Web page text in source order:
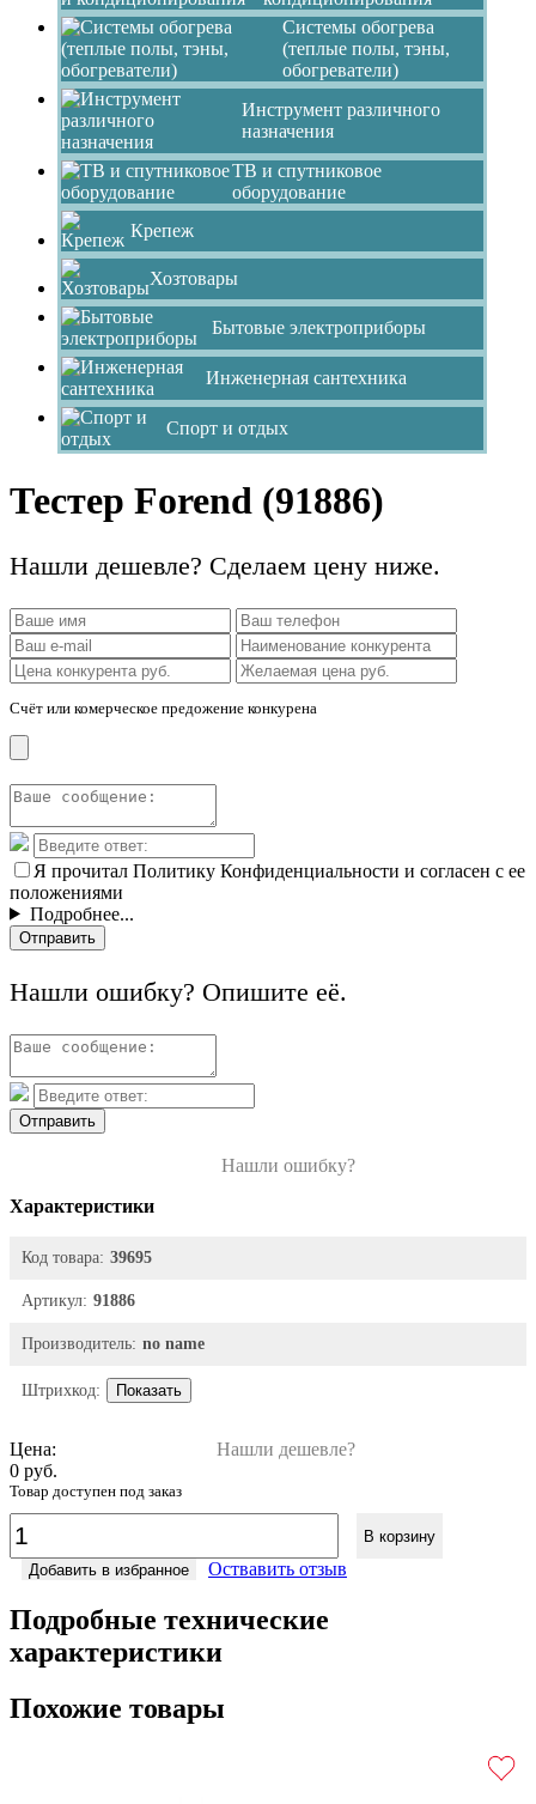
Системы обогрева
(теплые полы, тэны,
обогреватели)
Инструмент различного
назначения
ТВ и спутниковое
оборудование
Крепеж
Хозтовары
Бытовые электроприборы
Инженерная сантехника
Спорт и отдых
Тестер Forend (91886)
Нашли дешевле? Сделаем цену ниже.
Счёт или комерческое предожение конкурена
Я прочитал Политику Конфиденциальности и согласен с ее
положениями
Подробнее...
Отправить
Нашли ошибку? Опишите её.
Отправить
Нашли ошибку?
Характеристики
Код товара: 39695
Артикул: 91886
Производитель: no name
Штрихкод: Показать
Цена:
Нашли дешевле?
0 руб.
Товар доступен под заказ
В корзину
Добавить в избранное
Оствавить отзыв
Подробные технические
характеристики
Похожие товары